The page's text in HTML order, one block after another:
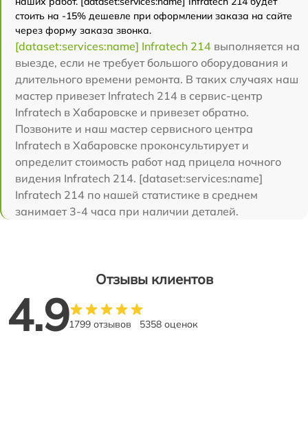
стоить на -15% дешевле при оформлении заказа на сайте
через форму заказа звонка.
[dataset:services:name] Infratech 214 выполняется на
выезде, если не требует большого оборудования и
длительного времени ремонта. В таких случаях наш
мастер привезет Infratech 214 в сервис-центр
Infratech в Хабаровске и привезет обратно.
Позвоните и наш мастер сервисного центра
Infratech в Хабаровске проконсультирует и
определит стоимость работ над прицела ночного
видения Infratech 214. [dataset:services:name]
Infratech 214 по нашей статистике в среднем
занимает 3-4 часа при наличии деталей.
Отзывы клиентов
4.91799 отзывов 5358 оценок